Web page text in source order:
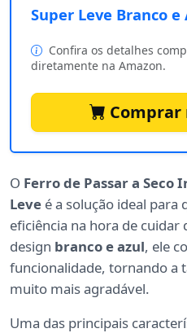
Super Leve Branco e
Confira os detalhes
diretamente na Amazon.
Comprar
O Ferro de Passar a Seco
Leve é a solução ideal para
eficiência na hora de cuidar
design branco e azul, ele
funcionalidade, tornando a
muito mais agradável.
Uma das principais